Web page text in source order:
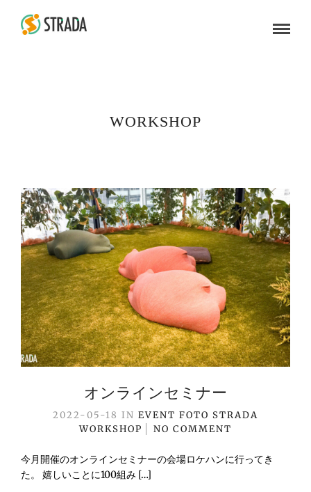
WORKSHOP
オンラインセミナー
2022-05-18 IN EVENT FOTO STRADA
WORKSHOP
NO COMMENT
今月開催のオンラインセミナーの会場ロケハンに行ってき
た。 嬉しいことに100組み […]